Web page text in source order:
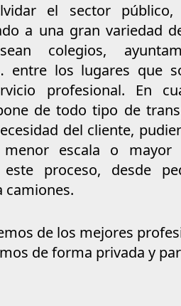
el sector público,
a una gran variedad
colegios,
entre los lugares que
profesional. En
de todo tipo de
del cliente,
escala o mayor
proceso, desde
camiones.
de los mejores
de forma privada y